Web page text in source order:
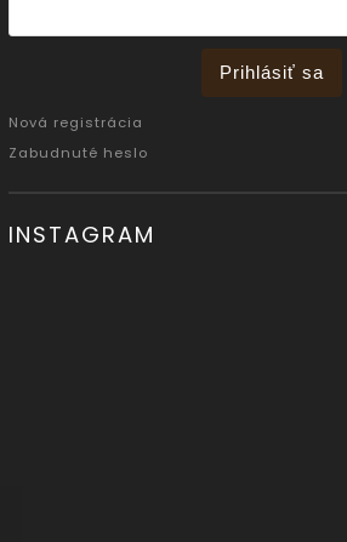
Prihlásiť sa
Nová registrácia
Zabudnuté heslo
INSTAGRAM